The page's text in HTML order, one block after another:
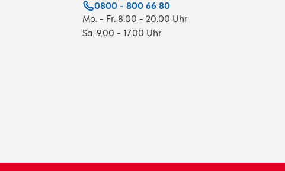
0800 - 800 66 80
Mo. - Fr. 8.00 - 20.00 Uhr
Sa. 9.00 - 17.00 Uhr